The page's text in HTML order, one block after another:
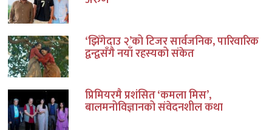
‘झिँगेदाउ २’को टिजर सार्वजनिक, पारिवारिक
द्वन्द्वसँगै नयाँ रहस्यको संकेत
प्रिमियरमै प्रशंसित ‘कमला मिस’,
बालमनोविज्ञानको संवेदनशील कथा